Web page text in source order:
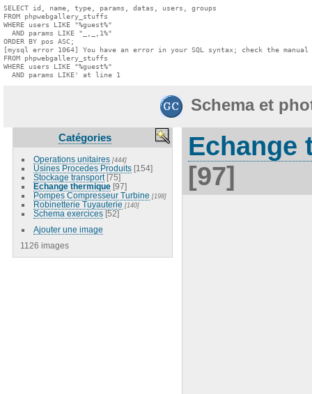
SELECT id, name, type, params, datas, users, groups
FROM phpwebgallery_stuffs
WHERE users LIKE "%guest%"
  AND params LIKE "_,_,1%"
ORDER BY pos ASC;
[mysql error 1064] You have an error in your SQL syntax; check the
FROM phpwebgallery_stuffs
WHERE users LIKE "%guest%"
  AND params LIKE' at line 1
Schema et
Catégories
Operations unitaires [444]
Usines Procedes Produits [154]
Stockage transport [75]
Echange thermique [97]
Pompes Compresseur Turbine [198]
Robinetterie Tuyauterie [140]
Schema exercices [52]
Ajouter une image
1126 images
Echange
[97]